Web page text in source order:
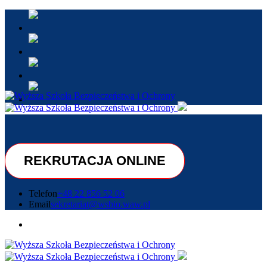
REKRUTACJA ONLINE
Telefon+48 22 856 52 06
Emailsekretariat@wsbio.waw.pl